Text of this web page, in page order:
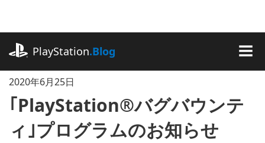
に
ッ
PlayStation.Blog
2020年6月25日
｢PlayStation®バグバウンテ
ィ｣プログラムのお知らせ